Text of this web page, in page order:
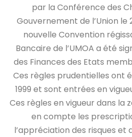
par la Conférence des
Gouvernement de l’Union le
nouvelle Convention
Bancaire de l’UMOA a été
des Finances des Etats
Ces règles prudentielles ont
1999 et sont entrées en
Ces règles en vigueur dans la
en compte les
l’appréciation des risques et